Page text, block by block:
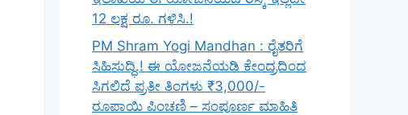
12 ಲಕ್ಷ ರೂ. ಗಳಿಸಿ.!
PM Shram Yogi Mandhan : ರೈತರಿಗೆ
ಸಿಹಿಸುದ್ಧಿ.! ಈ ಯೋಜನೆಯಡಿ ಕೇಂದ್ರದಿಂದ
ಸಿಗಲಿದೆ ಪ್ರತೀ ತಿಂಗಳು ₹3,000/-
ರೂಪಾಯಿ ಪಿಂಚಣಿ – ಸಂಪೂರ್ಣ ಮಾಹಿತಿ